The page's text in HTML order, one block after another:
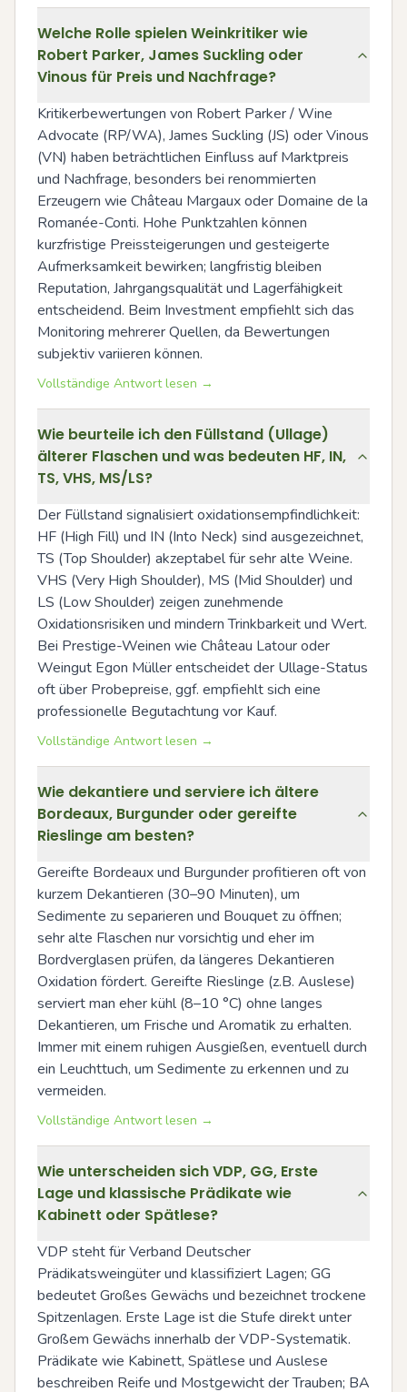
Welche Rolle spielen Weinkritiker wie
Robert Parker, James Suckling oder
Vinous für Preis und Nachfrage?
Kritikerbewertungen von Robert Parker / Wine
Advocate (RP/WA), James Suckling (JS) oder Vinous
(VN) haben beträchtlichen Einfluss auf Marktpreis
und Nachfrage, besonders bei renommierten
Erzeugern wie Château Margaux oder Domaine de la
Romanée-Conti. Hohe Punktzahlen können
kurzfristige Preissteigerungen und gesteigerte
Aufmerksamkeit bewirken; langfristig bleiben
Reputation, Jahrgangsqualität und Lagerfähigkeit
entscheidend. Beim Investment empfiehlt sich das
Monitoring mehrerer Quellen, da Bewertungen
subjektiv variieren können.
Vollständige Antwort lesen →
Wie beurteile ich den Füllstand (Ullage)
älterer Flaschen und was bedeuten HF, IN,
TS, VHS, MS/LS?
Der Füllstand signalisiert oxidationsempfindlichkeit:
HF (High Fill) und IN (Into Neck) sind ausgezeichnet,
TS (Top Shoulder) akzeptabel für sehr alte Weine.
VHS (Very High Shoulder), MS (Mid Shoulder) und
LS (Low Shoulder) zeigen zunehmende
Oxidationsrisiken und mindern Trinkbarkeit und Wert.
Bei Prestige-Weinen wie Château Latour oder
Weingut Egon Müller entscheidet der Ullage-Status
oft über Probepreise, ggf. empfiehlt sich eine
professionelle Begutachtung vor Kauf.
Vollständige Antwort lesen →
Wie dekantiere und serviere ich ältere
Bordeaux, Burgunder oder gereifte
Rieslinge am besten?
Gereifte Bordeaux und Burgunder profitieren oft von
kurzem Dekantieren (30–90 Minuten), um
Sedimente zu separieren und Bouquet zu öffnen;
sehr alte Flaschen nur vorsichtig und eher im
Bordverglasen prüfen, da längeres Dekantieren
Oxidation fördert. Gereifte Rieslinge (z.B. Auslese)
serviert man eher kühl (8–10 °C) ohne langes
Dekantieren, um Frische und Aromatik zu erhalten.
Immer mit einem ruhigen Ausgießen, eventuell durch
ein Leuchttuch, um Sedimente zu erkennen und zu
vermeiden.
Vollständige Antwort lesen →
Wie unterscheiden sich VDP, GG, Erste
Lage und klassische Prädikate wie
Kabinett oder Spätlese?
VDP steht für Verband Deutscher
Prädikatsweingüter und klassifiziert Lagen; GG
bedeutet Großes Gewächs und bezeichnet trockene
Spitzenlagen. Erste Lage ist die Stufe direkt unter
Großem Gewächs innerhalb der VDP-Systematik.
Prädikate wie Kabinett, Spätlese und Auslese
beschreiben Reife und Mostgewicht der Trauben; BA